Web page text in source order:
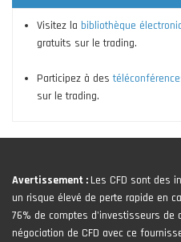
Visitez la bibliothèque
gratuits sur le trading.
Participez à des
sur le trading.
Avertissement : Les CFD sont des
un risque élevé de perte rapide en
76% de comptes d'investisseurs de
négociation de CFD avec ce